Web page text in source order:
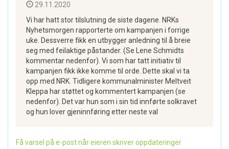
29.11.2020
Vi har hatt stor tilslutning de siste dagene. NRKs
Nyhetsmorgen rapporterte om kampanjen i forrige
uke. Dessverre fikk en utbygger anledning til å breie
seg med feilaktige påstander. (Se Lene Schmidts
kommentar nedenfor). Vi som har tatt initiativ til
kampanjen fikk ikke komme til orde. Dette skal vi ta
opp med NRK. Tidligere kommunalminister Meltveit
Kleppa har støttet og kommentert kampanjen (se
nedenfor). Det var hun som i sin tid innførte solkravet
og hun lover gjeninnføring etter neste val
Få varsel på e-post når eieren skriver oppdateringer